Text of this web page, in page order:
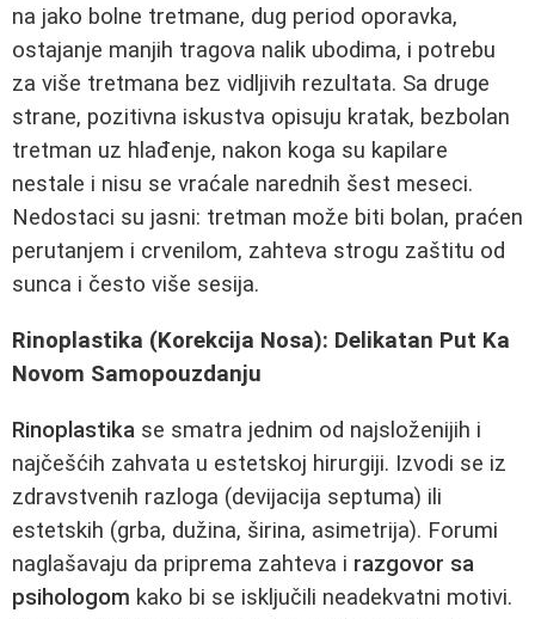
na jako bolne tretmane, dug period oporavka,
ostajanje manjih tragova nalik ubodima, i potrebu
za više tretmana bez vidljivih rezultata. Sa druge
strane, pozitivna iskustva opisuju kratak, bezbolan
tretman uz hlađenje, nakon koga su kapilare
nestale i nisu se vraćale narednih šest meseci.
Nedostaci su jasni: tretman može biti bolan, praćen
perutanjem i crvenilom, zahteva strogu zaštitu od
sunca i često više sesija.
Rinoplastika (Korekcija Nosa): Delikatan Put Ka
Novom Samopouzdanju
Rinoplastika se smatra jednim od najsloženijih i
najčešćih zahvata u estetskoj hirurgiji. Izvodi se iz
zdravstvenih razloga (deviјacija septuma) ili
estetskih (grba, dužina, širina, asimetrija). Forumi
naglašavaju da priprema zahteva i razgovor sa
psihologom kako bi se isključili neadekvatni motivi.